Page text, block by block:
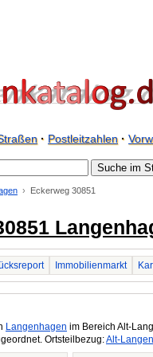
· Postleitzahlen·
Eckerweg 30851
Immobilienmarkt
Langenhagen im Bereich Alt-
Ortsteilbezug:Alt-